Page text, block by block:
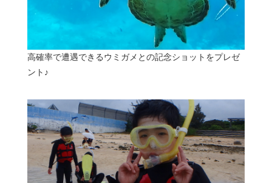
高確率で遭遇できるウミガメとの記念ショットをプレゼ
ント♪